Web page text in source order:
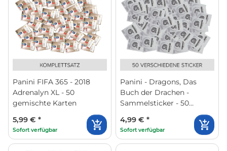
Panini FIFA 365 - 2018
Adrenalyn XL - 50
gemischte Karten
5,99 € *
Sofort verfügbar
Panini - Dragons, Das
Buch der Drachen -
Sammelsticker - 50
4,99 € *
Sofort verfügbar